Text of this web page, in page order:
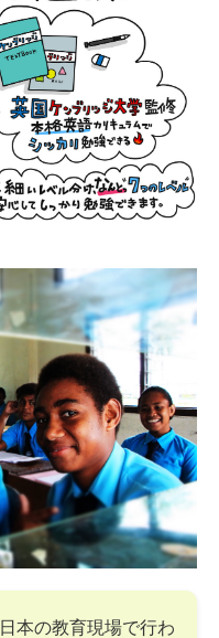
本の教育現場で行わ